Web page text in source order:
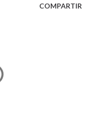
COMPARTIR